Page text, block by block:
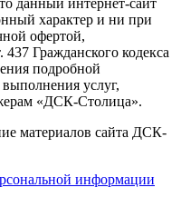
характер и ни при
офертой,
Гражданского кодекса
подробной
услуг,
«ДСК-Столица».
материалов сайта ДСК-
информации